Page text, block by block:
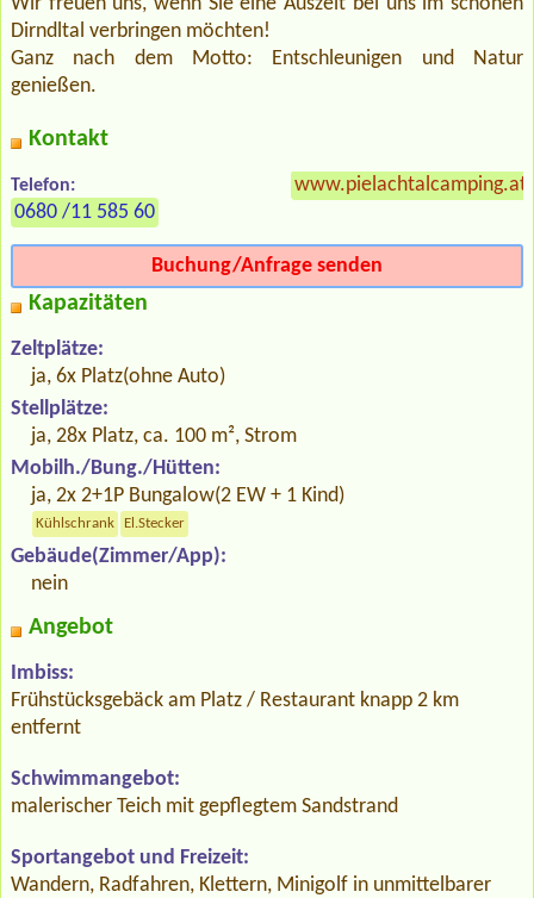
Dirndltal verbringen möchten!
Ganz nach dem Motto: Entschleunigen und Natur
genießen.
Kontakt
Telefon:
0680 /11 585 60
www.pielachtalcamping.at
Buchung/Anfrage senden
Kapazitäten
Zeltplätze:
ja, 6x Platz(ohne Auto)
Stellplätze:
ja, 28x Platz, ca. 100 m², Strom
Mobilh./Bung./Hütten:
ja, 2x 2+1P Bungalow(2 EW + 1 Kind)
Kühlschrank El.Stecker
Gebäude(Zimmer/App):
nein
Angebot
Imbiss:
Frühstücksgebäck am Platz / Restaurant knapp 2 km
entfernt
Schwimmangebot:
malerischer Teich mit gepflegtem Sandstrand
Sportangebot und Freizeit:
Wandern, Radfahren, Klettern, Minigolf in unmittelbarer